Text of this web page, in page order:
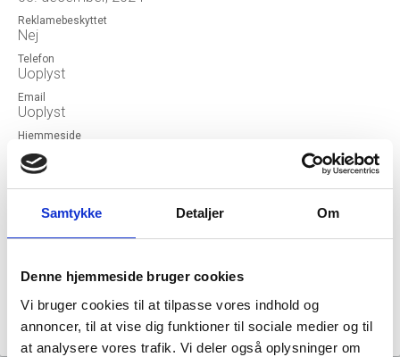
Samtykke Detaljer Om
Denne hjemmeside bruger cookies
Vi bruger cookies til at tilpasse vores indhold og
annoncer, til at vise dig funktioner til sociale medier og til
at analysere vores trafik. Vi deler også oplysninger om
Reklamebeskyttet
Nej
Telefon
Uoplyst
Email
Uoplyst
Hjemmeside
JØS Warehouse ApS
Status
OPLØSTEFTERFUSION
Revisor
REVISIONSAKTIESELSKAB
Uoplyst
Tegningsregel
Uoplyst